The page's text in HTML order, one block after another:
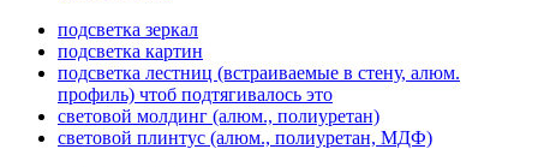
подсветка зеркал
подсветка картин
подсветка лестниц (встраиваемые в стену, алюм.
профиль) чтоб подтягивалось это
световой молдинг (алюм., полиуретан)
световой плинтус (алюм., полиуретан, МДФ)